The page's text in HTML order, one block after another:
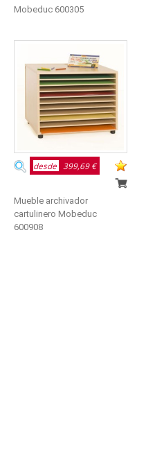
Mobeduc 600305
desde 399,69 €
Mueble archivador
cartulinero Mobeduc
600908